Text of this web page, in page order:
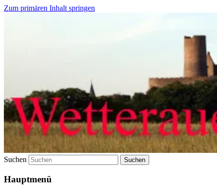
Zum primären Inhalt springen
Suchen
Hauptmenü